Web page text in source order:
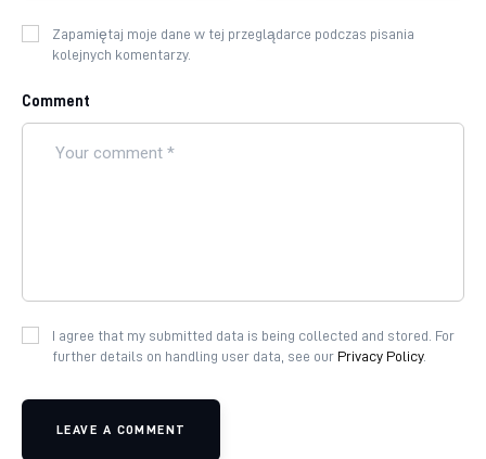
Zapamiętaj moje dane w tej przeglądarce podczas pisania
kolejnych komentarzy.
Comment
I agree that my submitted data is being collected and stored. For
further details on handling user data, see our Privacy Policy.
LEAVE A COMMENT